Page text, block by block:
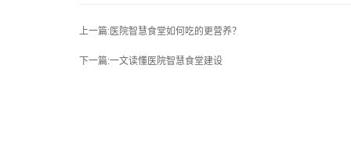
上一篇:医院智慧食堂如何吃的更营养？
下一篇:一文读懂医院智慧食堂建设